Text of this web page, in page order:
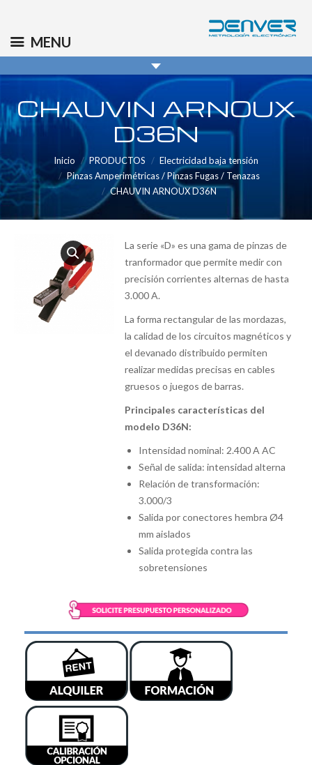
info@denver.es
CHAUVIN ARNOUX
D36N
Inicio PRODUCTOS
Electricidad baja tensión
Pinzas Amperimétricas / Pinzas Fugas / Tenazas
CHAUVIN ARNOUX D36N
La serie «D» es una gama de pinzas de
tranformador que permite medir con
precisión corrientes alternas de hasta
3.000 A.
La forma rectangular de las mordazas,
la calidad de los circuitos magnéticos y
el devanado distribuido permiten
realizar medidas precisas en cables
gruesos o juegos de barras.
Principales características del
modelo D36N:
Intensidad nominal: 2.400 A AC
Señal de salida: intensidad alterna
Relación de transformación:
3.000/3
Salida por conectores hembra Ø4
mm aislados
Salida protegida contra las
sobretensiones
MENU